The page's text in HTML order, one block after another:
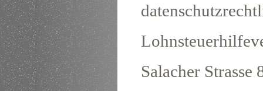
Salacher Strasse